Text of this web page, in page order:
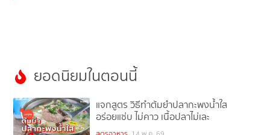
ยอดนิยมในตอนนี้
แจกสูตร วิธีทำต้มยำปลากะพงน้ำใส
อร่อยแซ่บ ไม่คาว เนื้อปลาไม่เละ